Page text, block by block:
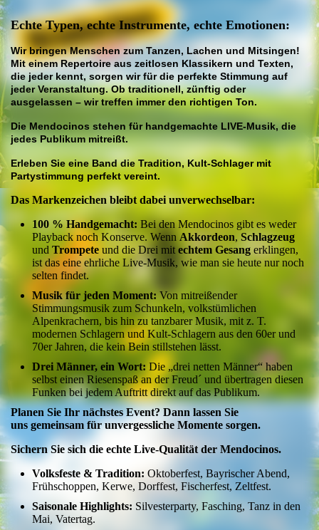
Echte Typen, echte Instrumente, echte Emotionen:
Wir bringen Menschen zum Tanzen, Lachen und Mitsingen!
Mit einem Repertoire aus zeitlosen Klassikern und Texten,
die jeder kennt, sorgen wir für die perfekte Stimmung auf
jeder Veranstaltung. Ob traditionell, zünftig oder
ausgelassen – wir treffen immer den richtigen Ton.
Die Mendocinos stehen für handgemachte LIVE-Musik, die
jedes Publikum mitreißt.
Erleben Sie eine Band die Tradition, Kult-Schlager mit
Partystimmung perfekt vereint.
Das Markenzeichen bleibt dabei unverwechselbar:
100 % Handgemacht: Bei den Mendocinos gibt es weder
Playback noch Konserve. Wenn Akkordeon, Schlagzeug
und Trompete und die Drei mit echtem Gesang erklingen,
ist das eine ehrliche Live-Musik, wie man sie heute nur noch
selten findet.
Musik für jeden Moment: Von mitreißender
Stimmungsmusik zum Schunkeln, volkstümlichen
Alpenkrachern, bis hin zu tanzbarer Musik, mit z. T.
modernen Schlagern und Kult-Schlagern aus den 60er und
70er Jahren, die kein Bein stillstehen lässt.
Drei Männer, ein Wort: Die „drei netten Männer“ haben
selbst einen Riesenspaß an der Freud´ und übertragen diesen
Funken bei jedem Auftritt direkt auf das Publikum.
Planen Sie Ihr nächstes Event? Dann lassen Sie
uns gemeinsam für unvergessliche Momente sorgen.
Sichern Sie sich die echte Live-Qualität der Mendocinos.
Volksfeste & Tradition: Oktoberfest, Bayrischer Abend,
Frühschoppen, Kerwe, Dorffest, Fischerfest, Zeltfest.
Saisonale Highlights: Silvesterparty, Fasching, Tanz in den
Mai, Vatertag.